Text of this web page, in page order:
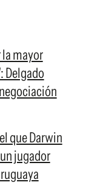
mayor
Delgado
que Darwin
jugador